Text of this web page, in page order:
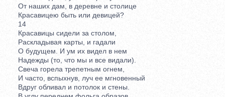
От наших дам, в деревне и столице
Красавицею быть или девицей?
14
Красавицы сидели за столом,
Раскладывая карты, и гадали
О будущем. И ум их видел в нем
Надежды (то, что мы и все видали).
Свеча горела трепетным огнем,
И часто, вспыхнув, луч ее мгновенный
Вдруг обливал и потолок и стены.